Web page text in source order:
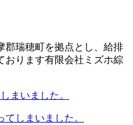
郡瑞穂町を拠点とし、給排
おります有限会社ミズホ綜
しまいました。